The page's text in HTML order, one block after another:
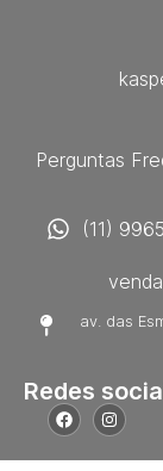
Perguntas
(11)
av. das
Redes